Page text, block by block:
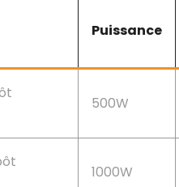
Puissance
500W
1000W